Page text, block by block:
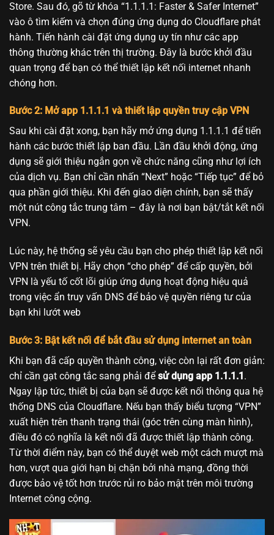
Store. Sau đó, gõ từ khóa “1.1.1.1: Faster & Safer Internet”
vào ô tìm kiếm và chọn đúng ứng dụng do Cloudflare phát
hành. Tiến hành cài đặt ứng dụng uy tín như các app
thông thường khác trên thị trường. Đây là bước khởi đầu
quan trọng để bạn có thể thiết lập kết nối internet nhanh
chóng hơn.
Bước 2: Mở app 1.1.1.1 và thiết lập quyền truy cập VPN
Sau khi cài đặt xong, bạn hãy mở ứng dụng 1.1.1.1 để tiến
hành các bước thiết lập ban đầu. Lần đầu khởi động, ứng
dụng sẽ giới thiệu ngắn gọn về chức năng cũng như lợi ích
của dịch vụ. Bạn chỉ cần nhấn “Next” hoặc “Tiếp tục” để bỏ
qua phần giới thiệu. Khi đến giao diện chính, bạn sẽ thấy
một nút công tắc trung tâm – đây là nơi bạn bật/tắt kết nối
VPN.
Lúc này, hệ thống sẽ yêu cầu bạn cho phép thiết lập kết nối
VPN trên thiết bị. Hãy chọn “cho phép” để cấp quyền, bởi
VPN là yếu tố cốt lõi giúp ứng dụng hoạt động hiệu quả
trong việc ẩn truy vấn DNS để bảo vệ quyền riêng tư của
bạn khi lướt web
Bước 3: Bật kết nối để bắt đầu sử dụng internet an toàn
Khi bạn đã cấp quyền thành công, việc còn lại rất đơn giản:
chỉ cần gạt công tắc sang phải đểsử dụng app 1.1.1.1.
Ngay lập tức, thiết bị của bạn sẽ được kết nối thông qua hệ
thống DNS của Cloudflare. Nếu bạn thấy biểu tượng “VPN”
xuất hiện trên thanh trạng thái (góc trên cùng màn hình),
điều đó có nghĩa là kết nối đã được thiết lập thành công.
Từ thời điểm này, bạn có thể duyệt web một cách mượt mà
hơn, vượt qua giới hạn bị chặn bởi nhà mạng, đồng thời
được bảo vệ tốt hơn trước rủi ro bảo mật trên môi trường
Internet công cộng.